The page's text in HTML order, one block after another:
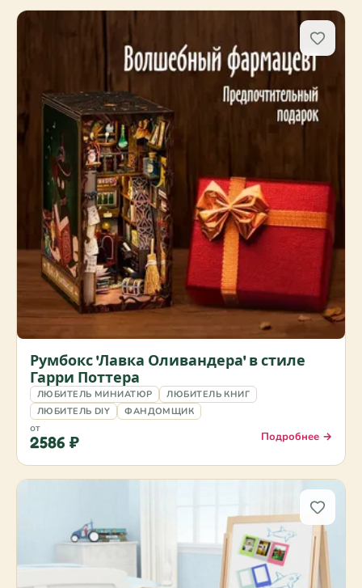
Румбокс 'Лавка Оливандера' в стиле
Гарри Поттера
ЛЮБИТЕЛЬ МИНИАТЮР
ЛЮБИТЕЛЬ КНИГ
ЛЮБИТЕЛЬ DIY
ФАНДОМЩИК
от
2586 ₽ Подробнее →